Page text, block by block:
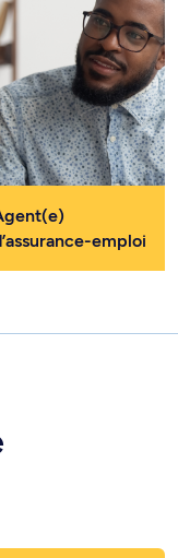
emploi